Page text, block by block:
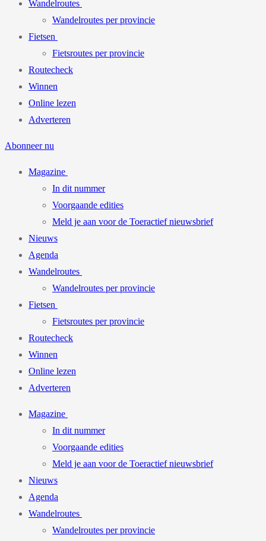
Wandelroutes
Wandelroutes per provincie
Fietsen
Fietsroutes per provincie
Routecheck
Winnen
Online lezen
Adverteren
Abonneer nu
Magazine
In dit nummer
Voorgaande edities
Meld je aan voor de Toeractief nieuwsbrief
Nieuws
Agenda
Wandelroutes
Wandelroutes per provincie
Fietsen
Fietsroutes per provincie
Routecheck
Winnen
Online lezen
Adverteren
Magazine
In dit nummer
Voorgaande edities
Meld je aan voor de Toeractief nieuwsbrief
Nieuws
Agenda
Wandelroutes
Wandelroutes per provincie